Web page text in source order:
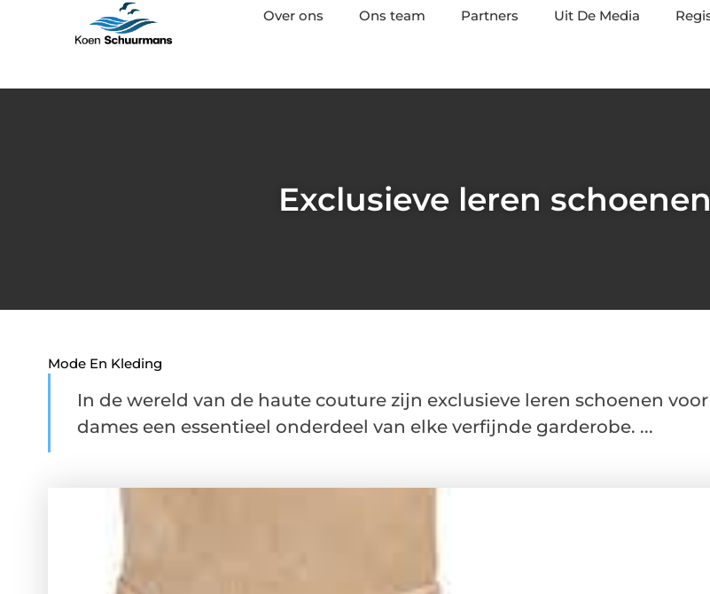
Over ons Ons team Partners Uit De Media
Exclusieve leren
Mode En Kleding
In de wereld van de haute couture zijn exclusieve leren schoenen voor
dames een essentieel onderdeel van elke verfijnde garderobe. ...